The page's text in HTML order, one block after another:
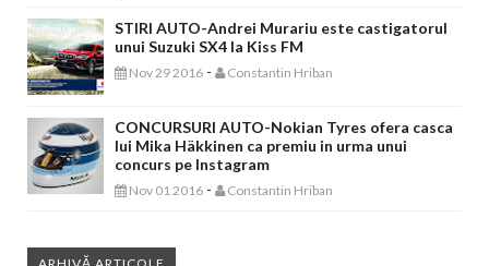
STIRI AUTO-Andrei Murariu este castigatorul
unui Suzuki SX4 la Kiss FM
Nov 29 2016 - Constantin Hriban
CONCURSURI AUTO-Nokian Tyres ofera casca
lui Mika Häkkinen ca premiu in urma unui
concurs pe Instagram
Nov 01 2016 - Constantin Hriban